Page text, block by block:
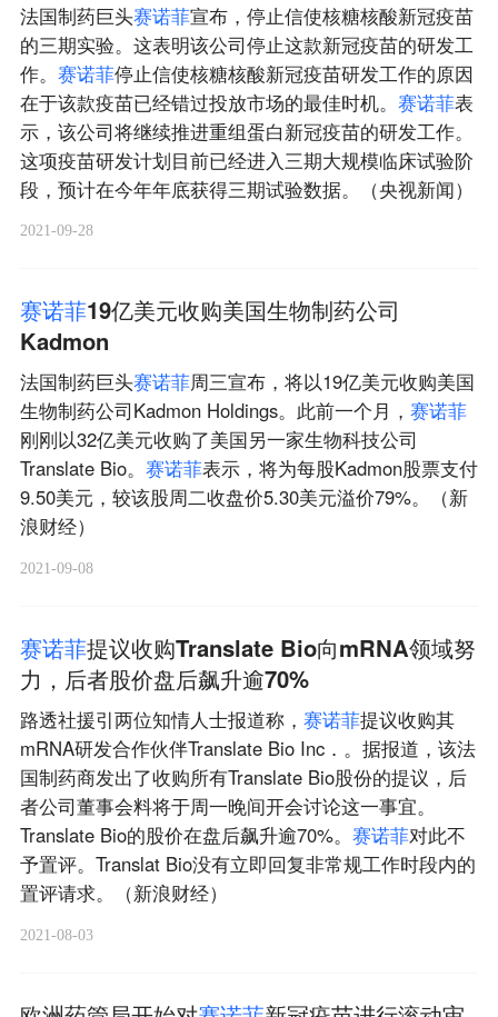
法国制药巨头赛诺菲宣布，停止信使核糖核酸新冠疫苗
的三期实验。这表明该公司停止这款新冠疫苗的研发工
作。 赛诺菲停止信使核糖核酸新冠疫苗研发工作的原因
在于该款疫苗已经错过投放市场的最佳时机。 赛诺菲表
示，该公司将继续推进重组蛋白新冠疫苗的研发工作。
这项疫苗研发计划目前已经进入三期大规模临床试验阶
段，预计在今年年底获得三期试验数据。（央视新闻）
2021-09-28
赛诺菲19亿美元收购美国生物制药公司
Kadmon
法国制药巨头赛诺菲周三宣布，将以19亿美元收购美国
生物制药公司Kadmon Holdings。此前一个月， 赛诺菲
刚刚以32亿美元收购了美国另一家生物科技公司
Translate Bio。 赛诺菲表示，将为每股Kadmon股票支付
9.50美元，较该股周二收盘价5.30美元溢价79%。（新
浪财经）
2021-09-08
赛诺菲提议收购Translate Bio向mRNA领域努
力，后者股价盘后飙升逾70%
路透社援引两位知情人士报道称， 赛诺菲提议收购其
mRNA研发合作伙伴Translate Bio Inc．。据报道，该法
国制药商发出了收购所有Translate Bio股份的提议，后
者公司董事会料将于周一晚间开会讨论这一事宜。
Translate Bio的股价在盘后飙升逾70%。 赛诺菲对此不
予置评。Translat Bio没有立即回复非常规工作时段内的
置评请求。（新浪财经）
2021-08-03